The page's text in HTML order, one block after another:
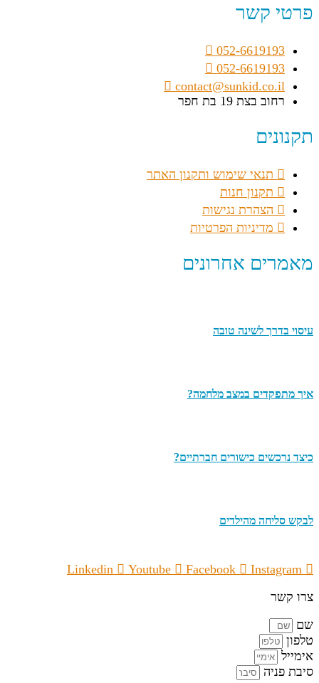
פרטי קשר
052-6619193
052-6619193
contact@sunkid.co.il
רחוב בצת 19 בת חפר
תקנונים
תנאי שימוש ותקנון האתר
תקנון חנות
הצהרת נגישות
מדיניות הפרטיות
מאמרים אחרונים
עיסוי בדרך לשינה טובה
איך מתפקדים במצב מלחמה?
כיצד נרכשים כישורים חברתיים?
לבקש סליחה מהילדים
Linkedin Youtube Facebook
Instagram
צרו קשר
שם
טלפון
אימייל
סיבת פניה